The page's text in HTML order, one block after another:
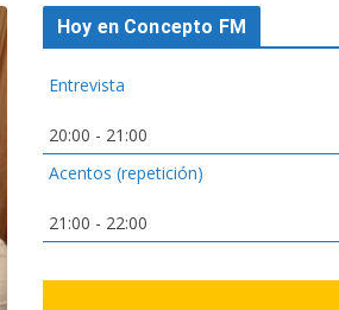
Hoy en Concepto FM
Entrevista
20:00 - 21:00
Acentos (repetición)
21:00 - 22:00